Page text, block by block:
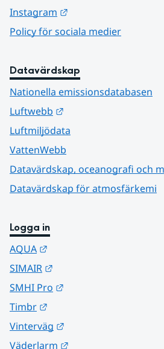
Instagram
Policy för sociala medier
Datavärdskap
Nationella emissionsdatabasen
Luftwebb
Luftmiljödata
VattenWebb
Datavärdskap, oceanografi och
Datavärdskap för atmosfärkemi
Logga in
AQUA
SIMAIR
SMHI Pro
Timbr
Vinterväg
Väderlarm